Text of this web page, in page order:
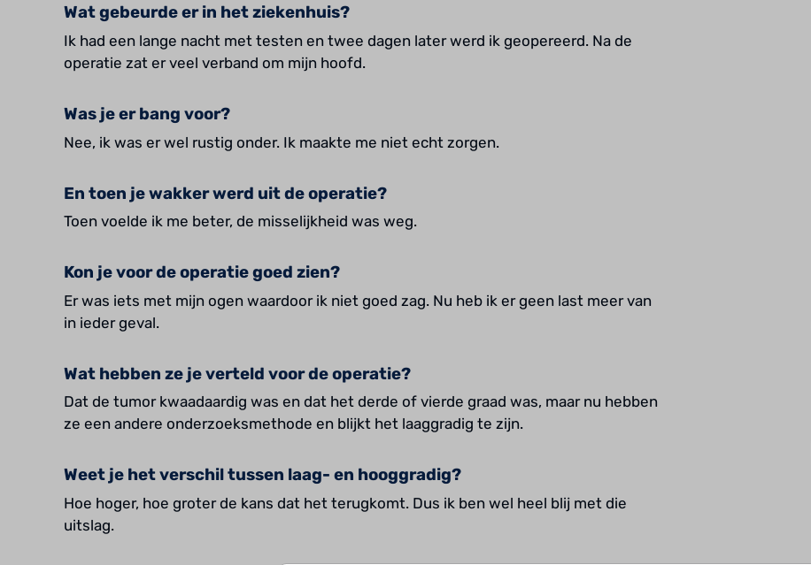
Wat gebeurde er in het ziekenhuis?
Ik had een lange nacht met testen en twee dagen later werd ik geopereerd. Na de
operatie zat er veel verband om mijn hoofd.
Was je er bang voor?
Nee, ik was er wel rustig onder. Ik maakte me niet echt zorgen.
En toen je wakker werd uit de operatie?
Toen voelde ik me beter, de misselijkheid was weg.
Kon je voor de operatie goed zien?
Er was iets met mijn ogen waardoor ik niet goed zag. Nu heb ik er geen last meer van
in ieder geval.
Wat hebben ze je verteld voor de operatie?
Dat de tumor kwaadaardig was en dat het derde of vierde graad was, maar nu hebben
ze een andere onderzoeksmethode en blijkt het laaggradig te zijn.
Weet je het verschil tussen laag- en hooggradig?
Hoe hoger, hoe groter de kans dat het terugkomt. Dus ik ben wel heel blij met die
uitslag.